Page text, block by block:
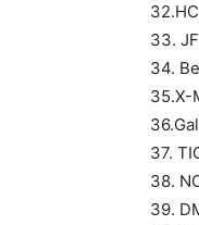
33.
34.
35.X-
37.
38.
39.